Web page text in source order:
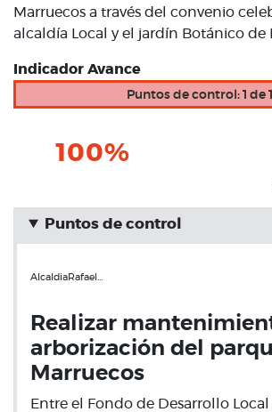
Marruecos a través del convenio
alcaldía Local y el jardín Botánico de
Indicador Avance
Puntos de control: 1 de 1
100%
Puntos de control
AlcaldiaRafael…
Realizar
arborización del
Marruecos
Entre el Fondo de Desarrollo